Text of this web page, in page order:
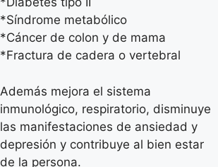
*Síndrome metabólico
*Cáncer de colon y de mama
*Fractura de cadera o vertebral
Además mejora el sistema
inmunológico, respiratorio, disminuye
las manifestaciones de ansiedad y
depresión y contribuye al bien estar
de la persona.